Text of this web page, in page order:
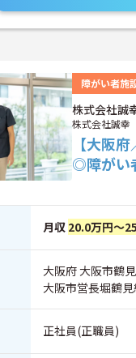
障がい者施
株式会社誠
株式会社誠幸
【大阪
◎障がい
月収 20.0万円～
大阪府 大阪市鶴
大阪市営長堀鶴
正社員(正職員)